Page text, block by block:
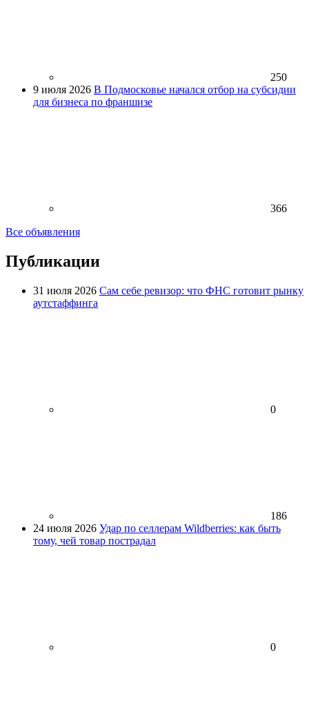
250
9 июля 2026 В Подмосковье начался отбор на субсидии
для бизнеса по франшизе
366
Все объявления
Публикации
31 июля 2026 Сам себе ревизор: что ФНС готовит рынку
аутстаффинга
0
186
24 июля 2026 Удар по селлерам Wildberries: как быть
тому, чей товар пострадал
0